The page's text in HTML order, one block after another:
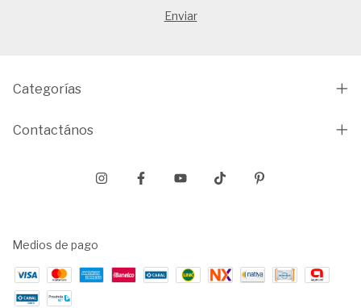
Categorías
Contactános
Medios de pago